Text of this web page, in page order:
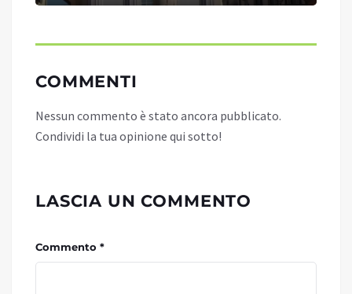
COMMENTI
Nessun commento è stato ancora pubblicato.
Condividi la tua opinione qui sotto!
LASCIA UN COMMENTO
Commento *